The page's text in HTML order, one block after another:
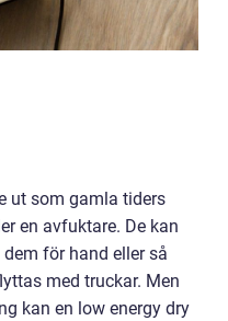
ut som gamla tiders
en avfuktare. De kan
för hand eller så
med truckar. Men
kan en low energy dry